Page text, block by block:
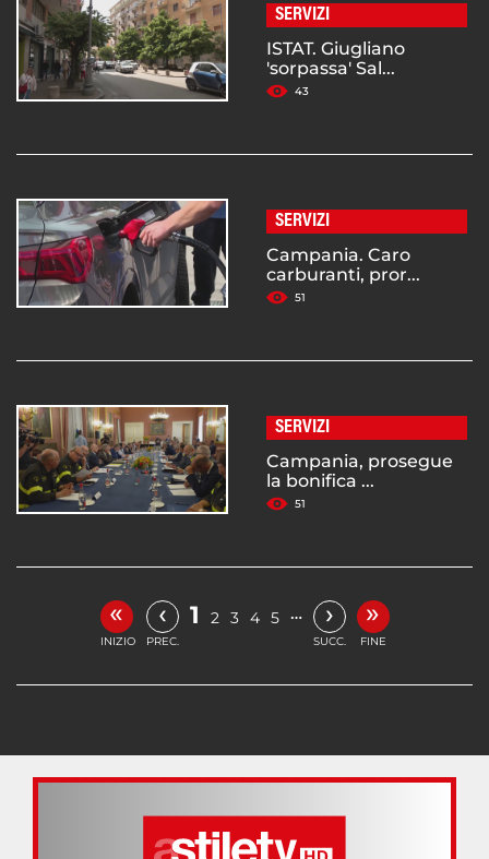
SERVIZI
ISTAT. Giugliano
'sorpassa' Sal...
43
SERVIZI
Campania. Caro
carburanti, pror...
51
SERVIZI
Campania, prosegue
la bonifica ...
51
«
INIZIO
‹
PREC.
1 2 3 4 5 … ›
SUCC.
»
FINE